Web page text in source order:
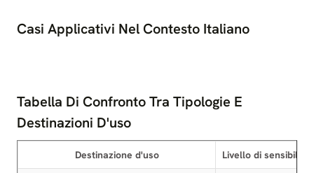
Casi Applicativi Nel Contesto Italiano
Tabella Di Confronto Tra Tipologie E
Destinazioni D'uso
Destinazione d'uso Livello di sensibilità